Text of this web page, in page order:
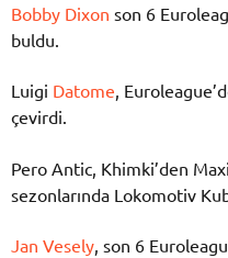
Bobby Dixon son 6
buldu.
Luigi Datome,
çevirdi.
Pero Antic, Khimki’den
sezonlarında Lokomotiv
Jan Vesely , son 6